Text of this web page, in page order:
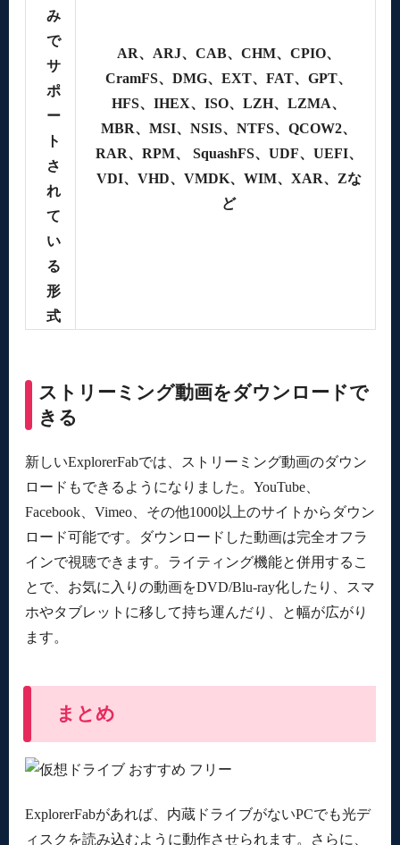
み
で
サ
ポ
ー
ト
さ
れ
て
い
る
形
式
AR、ARJ、CAB、CHM、CPIO、
CramFS、DMG、EXT、FAT、GPT、
HFS、IHEX、ISO、LZH、LZMA、
MBR、MSI、NSIS、NTFS、QCOW2、
RAR、RPM、 SquashFS、UDF、UEFI、
VDI、VHD、VMDK、WIM、XAR、Zな
ど
ストリーミング動画をダウンロードで
きる
新しいExplorerFabでは、ストリーミング動画のダウン
ロードもできるようになりました。YouTube、
Facebook、Vimeo、その他1000以上のサイトからダウン
ロード可能です。ダウンロードした動画は完全オフラ
インで視聴できます。ライティング機能と併用するこ
とで、お気に入りの動画をDVD/Blu-ray化したり、スマ
ホやタブレットに移して持ち運んだり、と幅が広がり
ます。
まとめ
ExplorerFabがあれば、内蔵ドライブがないPCでも光デ
ィスクを読み込むように動作させられます。さらに、